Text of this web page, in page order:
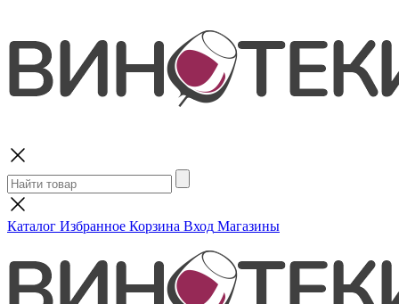
Каталог Избранное Корзина Вход Магазины